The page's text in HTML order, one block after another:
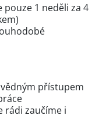
pouze 1 neděli za 4
přístupem
rádi zaučíme i